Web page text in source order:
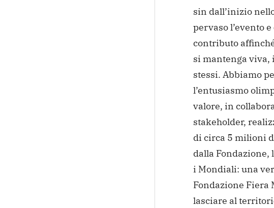
sin dall’inizio
pervaso l’evento
contributo
si mantenga viva,
stessi. Abbiamo
l’entusiasmo
valore, in
stakeholder,
di circa 5 milioni
dalla
i Mondiali: una
Fondazione
lasciare al